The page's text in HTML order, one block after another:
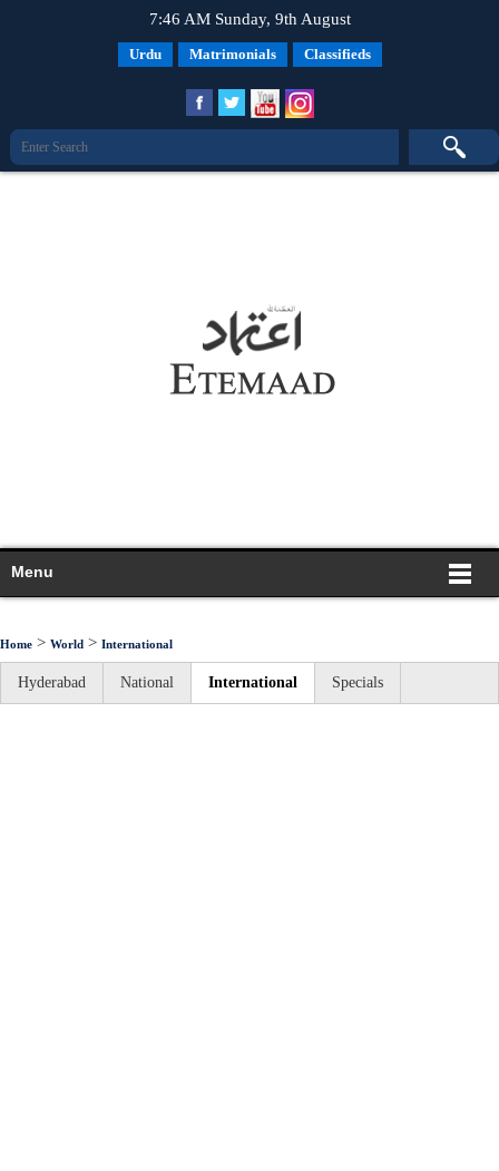
7:46 AM Sunday, 9th August
Urdu Matrimonials Classifieds
Menu
Home > World > International
Hyderabad National International Specials